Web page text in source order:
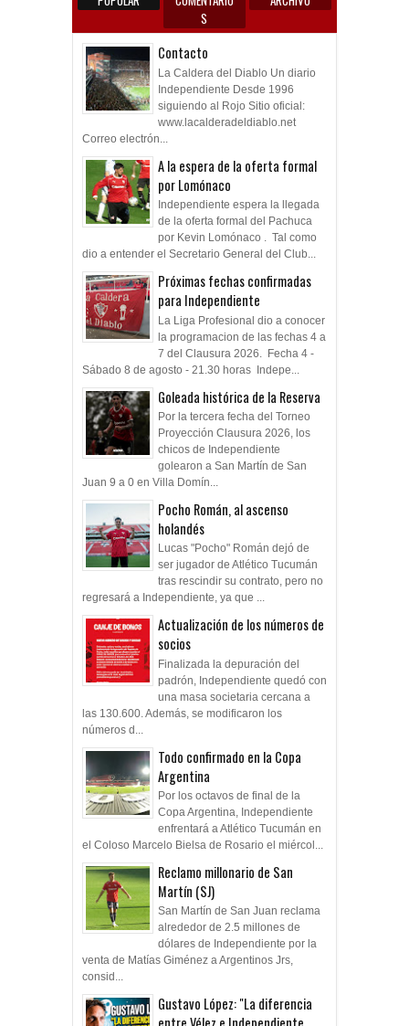
S
Contacto
La Caldera del Diablo Un diario
Independiente Desde 1996
siguiendo al Rojo Sitio oficial:
www.lacalderadeldiablo.net
Correo electrón...
A la espera de la oferta formal
por Lomónaco
Independiente espera la llegada
de la oferta formal del Pachuca
por Kevin Lomónaco . Tal como
dio a entender el Secretario General del Club...
Próximas fechas confirmadas
para Independiente
La Liga Profesional dio a conocer
la programacion de las fechas 4 a
7 del Clausura 2026. Fecha 4 -
Sábado 8 de agosto - 21.30 horas Indepe...
Goleada histórica de la Reserva
Por la tercera fecha del Torneo
Proyección Clausura 2026, los
chicos de Independiente
golearon a San Martín de San
Juan 9 a 0 en Villa Domín...
Pocho Román, al ascenso
holandés
Lucas "Pocho" Román dejó de
ser jugador de Atlético Tucumán
tras rescindir su contrato, pero no
regresará a Independiente, ya que ...
Actualización de los números de
socios
Finalizada la depuración del
padrón, Independiente quedó con
una masa societaria cercana a
las 130.600. Además, se modificaron los
números d...
Todo confirmado en la Copa
Argentina
Por los octavos de final de la
Copa Argentina, Independiente
enfrentará a Atlético Tucumán en
el Coloso Marcelo Bielsa de Rosario el miércol...
Reclamo millonario de San
Martín (SJ)
San Martín de San Juan reclama
alrededor de 2.5 millones de
dólares de Independiente por la
venta de Matías Giménez a Argentinos Jrs,
consid...
Gustavo López: "La diferencia